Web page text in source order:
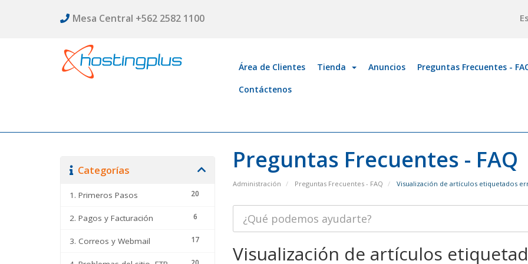
Mesa Central +562 2582 1100
Área de Clientes Tienda Anuncios
Preguntas Frecuentes -
Contáctenos
Preguntas Frecuentes - FAQ
Administración Preguntas Frecuentes - FAQ Visualización de artículos etiquetados
Categorías
20
1. Primeros Pasos
6
2. Pagos y Facturación
17
3. Correos y Webmail
Visualización de artículos